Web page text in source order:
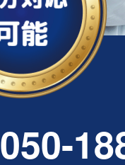
050-